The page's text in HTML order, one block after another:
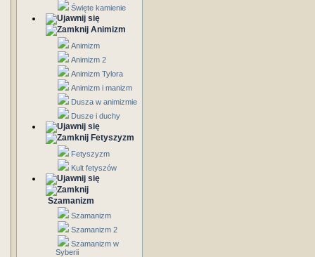
Święte kamienie
Animizm
Animizm
Animizm 2
Animizm Tylora
Animizm i manizm
Dusza w animizmie
Dusze i duchy
Fetyszyzm
Fetyszyzm
Kult fetyszów
Szamanizm
Szamanizm
Szamanizm 2
Szamanizm w
Syberii